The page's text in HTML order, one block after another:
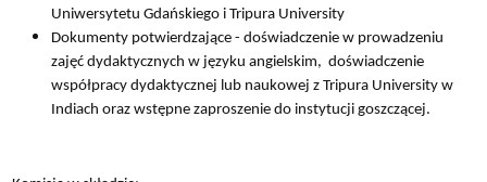
Uniwersytetu Gdańskiego i Tripura University
Dokumenty potwierdzające - doświadczenie w prowadzeniu
zajęć dydaktycznych w języku angielskim, doświadczenie
współpracy dydaktycznej lub naukowej z Tripura University w
Indiach oraz wstępne zaproszenie do instytucji goszczącej.